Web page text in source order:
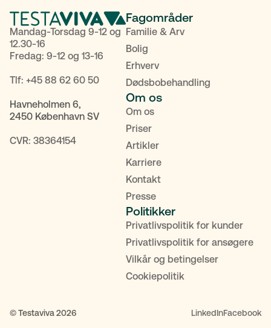
Mandag-Torsdag 9-12 og
12.30-16
Fredag: 9-12 og 13-16
Tlf: +45 88 62 60 50
Havneholmen 6,
2450 København SV
CVR: 38364154
Fagområder
Familie & Arv
Bolig
Erhverv
Dødsbobehandling
Om os
Om os
Priser
Artikler
Karriere
Kontakt
Presse
Politikker
Privatlivspolitik for kunder
Privatlivspolitik for ansøgere
Vilkår og betingelser
Cookiepolitik
© Testaviva 2026 LinkedInFacebook